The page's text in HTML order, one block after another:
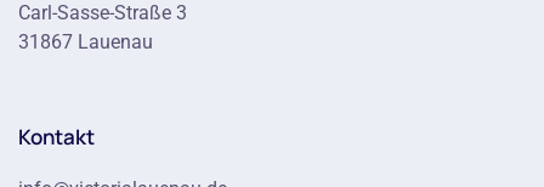
Carl-Sasse-Straße 3
31867 Lauenau
Kontakt